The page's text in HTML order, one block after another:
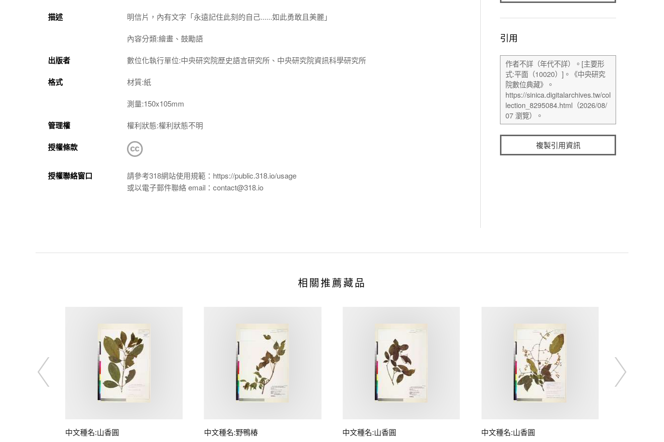
描述
明信片，內有文字「永遠記住此刻的自己......如此勇敢且美麗」
內容分類:繪畫、鼓勵語
出版者 數位化執行單位:中央研究院歷史語言研究所、中央研究院資訊科學研究所
格式 材質:紙
測量:150x105mm
管理權 權利狀態:權利狀態不明
授權條款
授權聯絡窗口
請參考318網站使用規範：https://public.318.io/usage
或以電子郵件聯絡 email：contact@318.io
引用
複製引用資訊
相關推薦藏品
中文種名:山香圓 中文種名:野鴨椿 中文種名:山香圓 中文種名:山香圓